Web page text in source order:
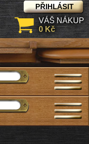
PŘIHLÁSIT
VÁŠ NÁKUP
0 Kč